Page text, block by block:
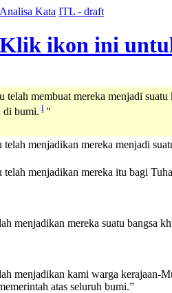
Analisa Kata ITL - draft
telah membuat mereka menjadi
di bumi. l "
telah menjadikan mereka menjadi
telah menjadikan mereka itu bagi
menjadikan mereka suatu bangsa
menjadikan kami warga kerajaan-
atas seluruh bumi.”